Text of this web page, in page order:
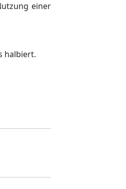
einer
halbiert.